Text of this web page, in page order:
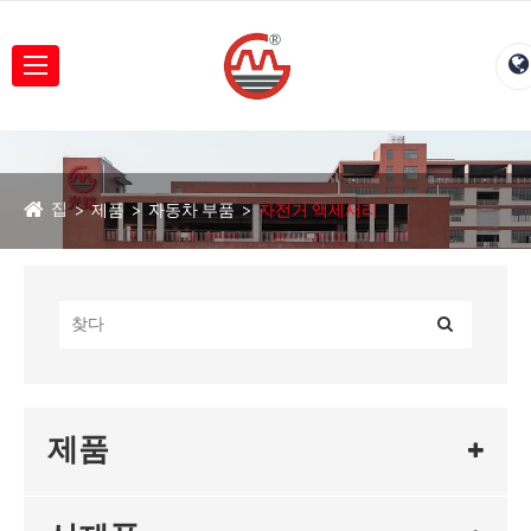
집 제품 자동차 부품 자전거 액세서리
제품